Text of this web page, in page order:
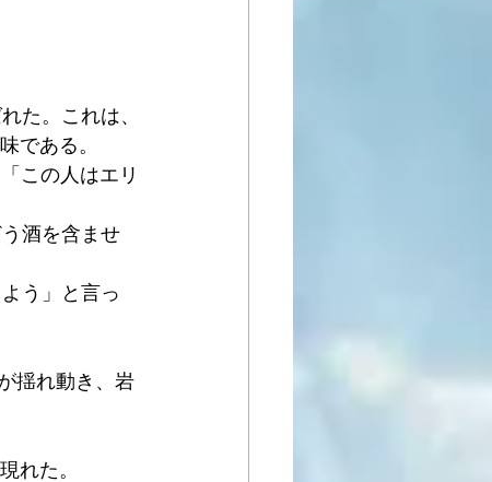
た。これは、
である。
この人はエリ
酒を含ませ
う」と言っ
揺れ動き、岩
れた。